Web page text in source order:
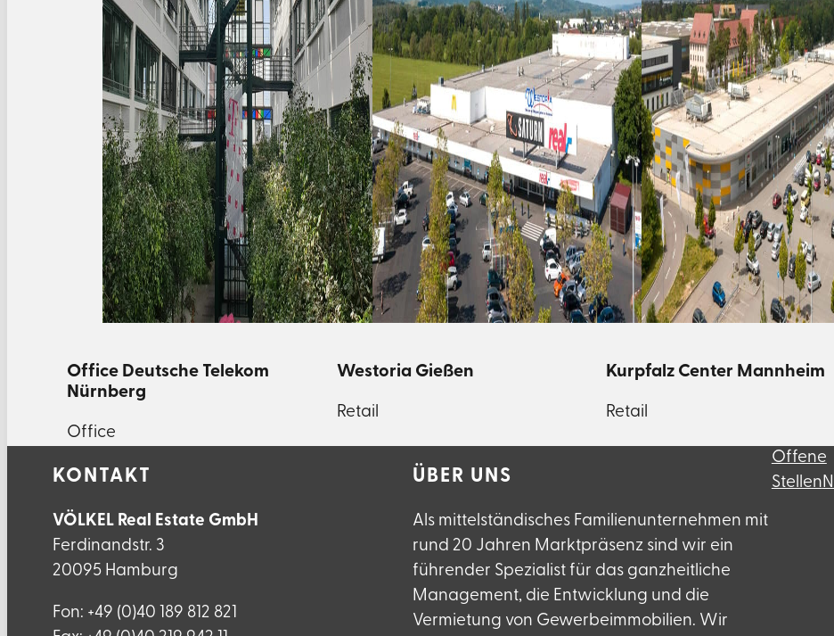
Office Deutsche Telekom
Nürnberg
Office
Westoria Gießen
Retail
Kurpfalz Center Mannheim
Retail
KONTAKT
VÖLKEL Real Estate GmbH
Ferdinandstr. 3
20095 Hamburg
Fon: +49 (0)40 189 812 821
ÜBER UNS
Als mittelständisches Familienunternehmen mit
rund 20 Jahren Marktpräsenz sind wir ein
führender Spezialist für das ganzheitliche
Management, die Entwicklung und die
Vermietung von Gewerbeimmobilien. Wir
Offene
Stellen